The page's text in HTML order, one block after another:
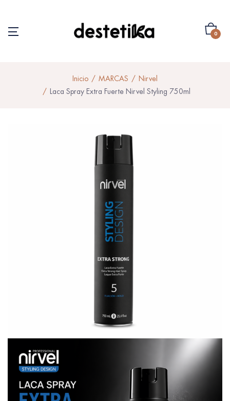
0
Inicio MARCAS
Nirvel
Laca Spray Extra Fuerte Nirvel Styling 750ml